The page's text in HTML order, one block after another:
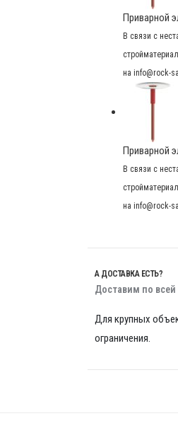
Приварной
В связи с
на info@rock-
Приварной
В связи с
на info@rock-
А ДОСТАВКА ЕСТЬ?
Доставим по
Для крупных
ограничения.